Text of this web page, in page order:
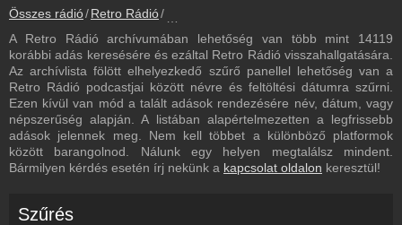
Retro Rádió
Vissza a Retro Rádió oldalára
Bejelentkezés
Hozz létre saját fiókot!
Most szól
Tudd meg mi szólt eddig
Frekvenciák
Retro Rádió frekvencia
Retro Rádió műsorai
Összes rádió Retro Rádió
A Retro Rádió archívumában lehetőség van több mint 14119
korábbi adás keresésére és ezáltal Retro Rádió visszahallgatására.
Az archívlista fölött elhelyezkedő szűrő panellel lehetőség van a
Retro Rádió podcastjai között névre és feltöltési dátumra szűrni.
Ezen kívül van mód a talált adások rendezésére név, dátum, vagy
népszerűség alapján. A listában alapértelmezetten a legfrissebb
adások jelennek meg. Nem kell többet a különböző platformok
között barangolnod. Nálunk egy helyen megtalálsz mindent.
Bármilyen kérdés esetén írj nekünk a kapcsolat oldalon keresztül!
Szűrés